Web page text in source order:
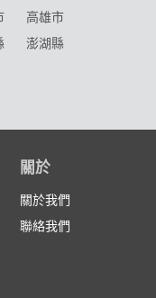
高雄市
澎湖縣
關於
關於我們
聯絡我們